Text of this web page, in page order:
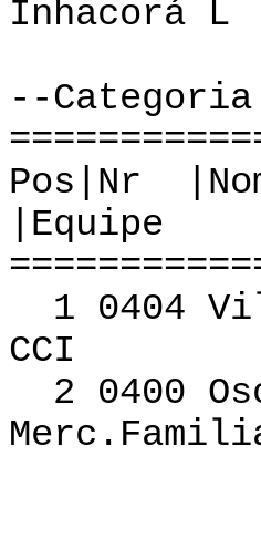
Inhacorá
--
|Equipe
1
CCI R
2 0400